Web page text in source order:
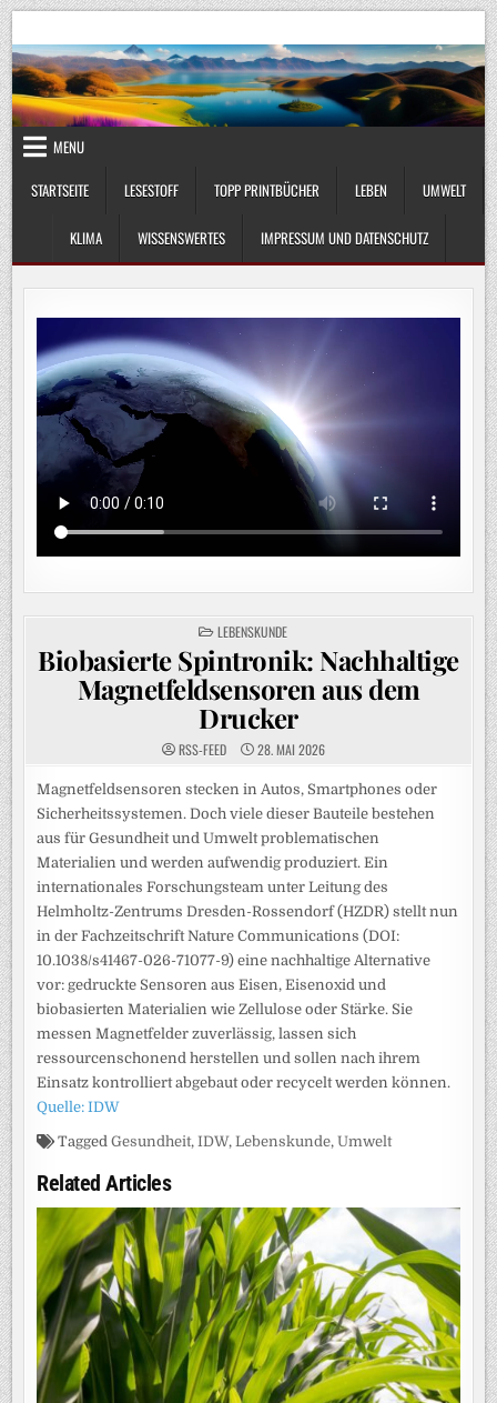
Skip
to
content
UmweltKlima.com
MENU
STARTSEITE
LESESTOFF TOPP PRINTBÜCHER LEBEN UMWELT
KLIMA WISSENSWERTES IMPRESSUM UND DATENSCHUTZ
POSTED
IN
LEBENSKUNDE
Biobasierte Spintronik: Nachhaltige
Magnetfeldsensoren aus dem
Drucker
RSS-FEED 28. MAI 2026
Magnetfeldsensoren stecken in Autos, Smartphones oder
Sicherheitssystemen. Doch viele dieser Bauteile bestehen
aus für Gesundheit und Umwelt problematischen
Materialien und werden aufwendig produziert. Ein
internationales Forschungsteam unter Leitung des
Helmholtz-Zentrums Dresden-Rossendorf (HZDR) stellt nun
in der Fachzeitschrift Nature Communications (DOI:
10.1038/s41467-026-71077-9) eine nachhaltige Alternative
vor: gedruckte Sensoren aus Eisen, Eisenoxid und
biobasierten Materialien wie Zellulose oder Stärke. Sie
messen Magnetfelder zuverlässig, lassen sich
ressourcenschonend herstellen und sollen nach ihrem
Einsatz kontrolliert abgebaut oder recycelt werden können.
Quelle: IDW
TaggedGesundheit,IDW,Lebenskunde,Umwelt
Related Articles